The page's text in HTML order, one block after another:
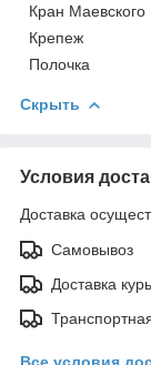
Кран Маевского
Крепеж
Полочка
Скрыть
Условия
Доставка
Самовывоз
Доставка
Все условия